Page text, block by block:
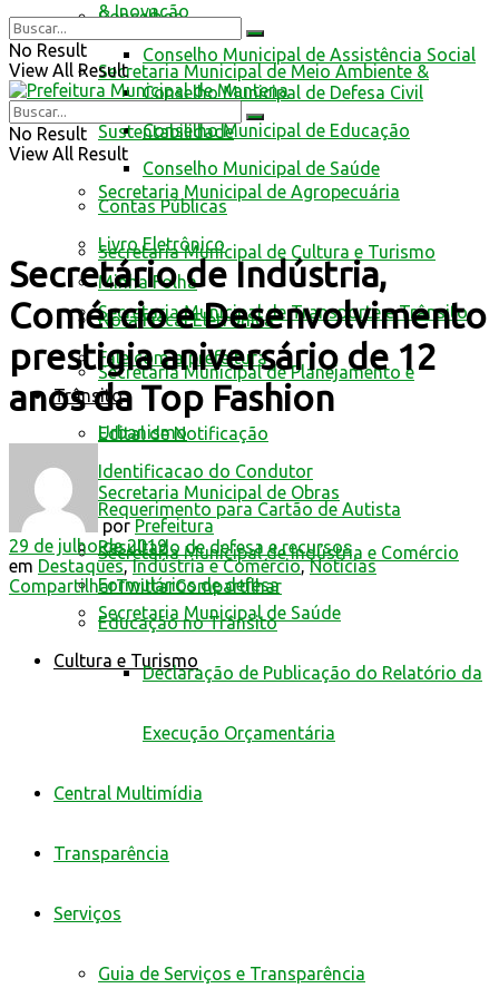
Conselhos
Conselho Municipal de Assistência Social
Conselho Municipal de Defesa Civil
Conselho Municipal de Educação
Conselho Municipal de Saúde
Contas Públicas
Livro Eletrônico
Minha Folha
Nota Fiscal Eletrônica
Fale com a prefeitura
Trânsito
Edital de Notificação
Identificacao do Condutor
Requerimento para Cartão de Autista
Resultado de defesa e recursos
Formulários de defesa
Educação no Trânsito
Cultura e Turismo
& Inovação
Secretaria Municipal de Meio Ambiente &
Sustentabilidade
Secretaria Municipal de Agropecuária
Secretaria Municipal de Cultura e Turismo
Secretaria Municipal de Transporte e Trânsito
Secretaria Municipal de Planejamento e
Urbanismo
Secretaria Municipal de Obras
Secretaria Municipal de Indústria e Comércio
Secretaria Municipal de Saúde
Declaração de Publicação do Relatório da
Execução Orçamentária
Central Multimídia
Transparência
Serviços
Guia de Serviços e Transparência
No Result
View All Result
No Result
View All Result
Secretário de Indústria,
Comércio e Desenvolvimento
prestigia aniversário de 12
anos da Top Fashion
por Prefeitura
29 de julho de 2019
em Destaques,Indústria e Comércio,Notícias
CompartilharTwittarCompartilhar